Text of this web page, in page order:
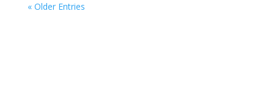
« Older Entries